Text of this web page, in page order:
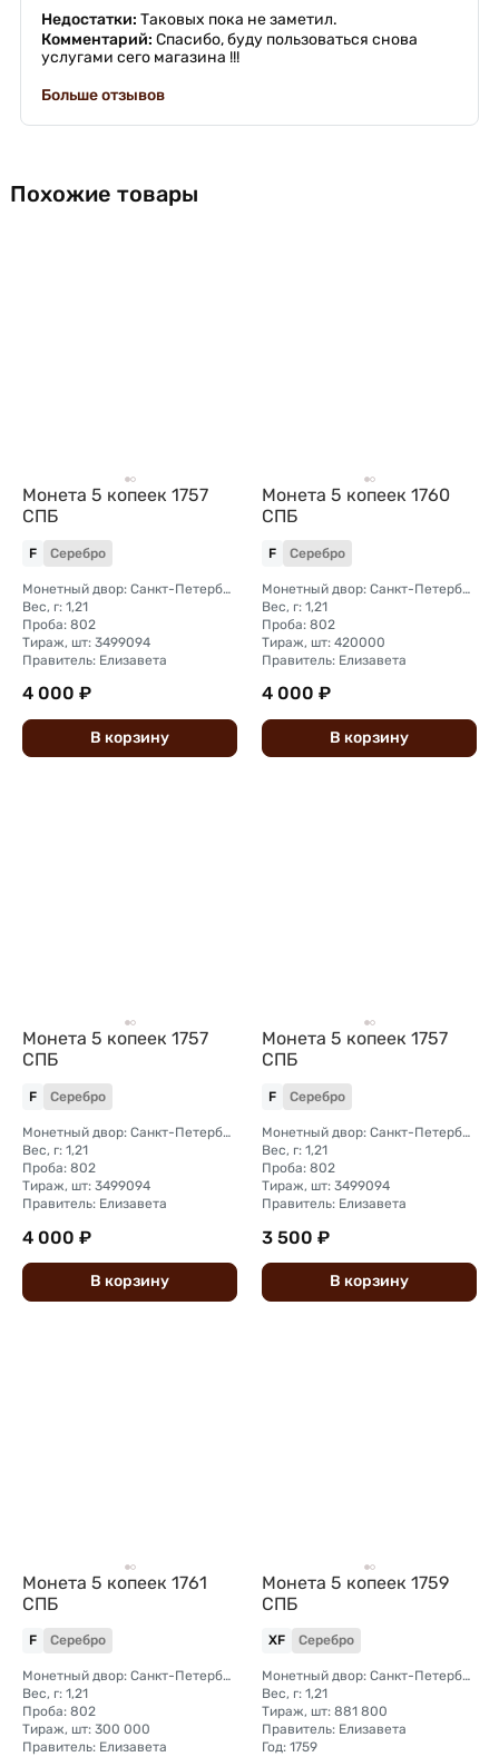
Недостатки: Таковых пока не заметил.
Комментарий: Спасибо, буду пользоваться снова
услугами сего магазина !!!
Больше отзывов
Похожие товары
Монета 5 копеек 1757
СПБ
F Серебро
Монетный двор: Санкт-Петербургский монетный двор
Вес, г: 1,21
Проба: 802
Тираж, шт: 3499094
Правитель: Елизавета
4 000 ₽
В корзину
Монета 5 копеек 1760
СПБ
F Серебро
Монетный двор: Санкт-Петербургский монетный двор
Вес, г: 1,21
Проба: 802
Тираж, шт: 420000
Правитель: Елизавета
4 000 ₽
В корзину
Монета 5 копеек 1757
СПБ
F Серебро
Монетный двор: Санкт-Петербургский монетный двор
Вес, г: 1,21
Проба: 802
Тираж, шт: 3499094
Правитель: Елизавета
4 000 ₽
В корзину
Монета 5 копеек 1757
СПБ
F Серебро
Монетный двор: Санкт-Петербургский монетный двор
Вес, г: 1,21
Проба: 802
Тираж, шт: 3499094
Правитель: Елизавета
3 500 ₽
В корзину
Монета 5 копеек 1761
СПБ
F Серебро
Монетный двор: Санкт-Петербургский монетный двор
Вес, г: 1,21
Проба: 802
Тираж, шт: 300 000
Правитель: Елизавета
Монета 5 копеек 1759
СПБ
XF Серебро
Монетный двор: Санкт-Петербургский монетный двор
Вес, г: 1,21
Тираж, шт: 881 800
Правитель: Елизавета
Год: 1759